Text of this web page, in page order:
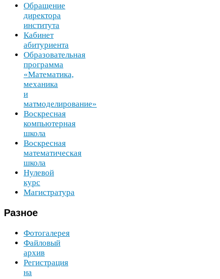
Обращение
директора
института
Кабинет
абитуриента
Образовательная
программа
«Математика,
механика
и
матмоделирование»
Воскресная
компьютерная
школа
Воскресная
математическая
школа
Нулевой
курс
Магистратура
Разное
Фотогалерея
Файловый
архив
Регистрация
на